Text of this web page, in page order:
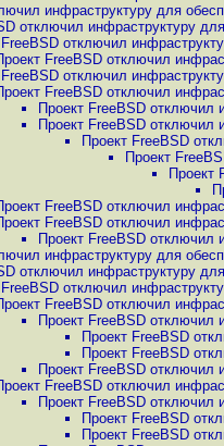
инфраструктуру для
отключил инфраструктуру
FreeBSD отключил
FreeBSD отключил
FreeBSD отключил
FreeBSD отключил
Проект FreeBSD отключил
Проект FreeBSD отключил
Проект FreeBSD
Проект
Проект
FreeBSD отключил
FreeBSD отключил
Проект FreeBSD отключил
инфраструктуру для
отключил инфраструктуру
FreeBSD отключил
FreeBSD отключил
Проект FreeBSD отключил
Проект FreeBSD
Проект FreeBSD
Проект FreeBSD отключил
FreeBSD отключил
Проект FreeBSD отключил
Проект FreeBSD
Проект FreeBSD